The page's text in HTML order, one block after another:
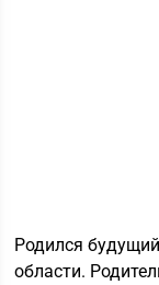
Родился
области.